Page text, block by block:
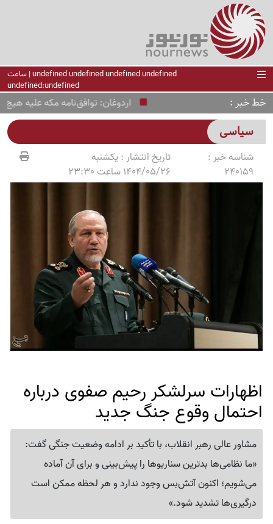
undefined undefined undefined undefined | ساعت
undefined:undefined
خط خبر اردوغان: توافق‌نامه مکه علیه هیچ
سیاسی
شناسه خبر :
240159
تاریخ انتشار :یکشنبه
1404/05/26 ساعت 23:30
اظهارات سرلشکر رحیم صفوی درباره
احتمال وقوع جنگ جدید
مشاور عالی رهبر انقلاب، با تأکید بر ادامه وضعیت جنگی گفت:
«ما نظامی‌ها بدترین سناریوها را پیش‌بینی و برای آن آماده
می‌شویم؛ اکنون آتش‌بس وجود ندارد و هر لحظه ممکن است
درگیری‌ها تشدید شود.»